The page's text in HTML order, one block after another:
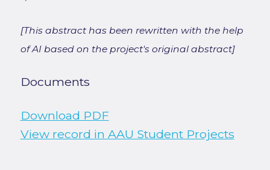
[This abstract has been rewritten with the help
of AI based on the project's original abstract]
Documents
Download PDF
View record in AAU Student Projects